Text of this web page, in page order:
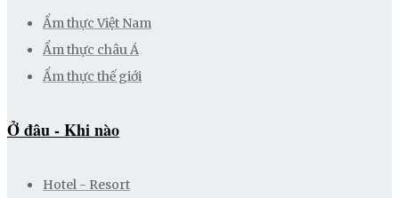
Ẩm thực Việt Nam
Ẩm thực châu Á
Ẩm thực thế giới
Ở đâu - Khi nào
Hotel - Resort